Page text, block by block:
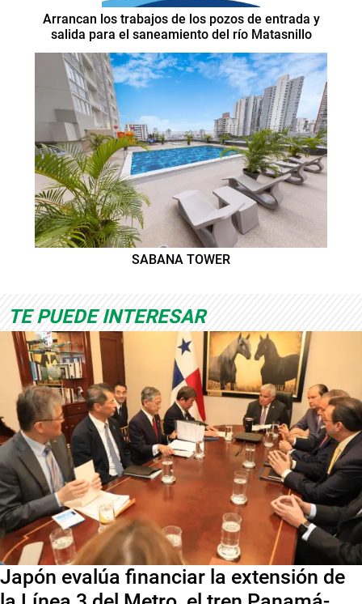
Arrancan los trabajos de los pozos de entrada y
salida para el saneamiento del río Matasnillo
SABANA TOWER
TE PUEDE INTERESAR
Japón evalúa financiar la extensión de